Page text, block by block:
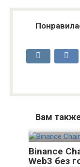
Вам
Binance
Web3 без